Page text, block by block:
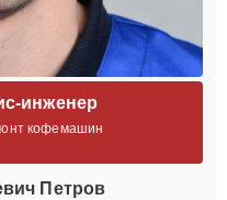
инженер
кофемашин
Петров